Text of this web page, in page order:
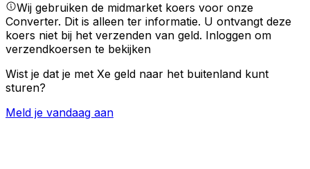
Wij gebruiken de midmarket koers voor onze
Converter. Dit is alleen ter informatie. U ontvangt deze
koers niet bij het verzenden van geld. Inloggen om
verzendkoersen te bekijken
Wist je dat je met Xe geld naar het buitenland kunt
sturen?
Meld je vandaag aan